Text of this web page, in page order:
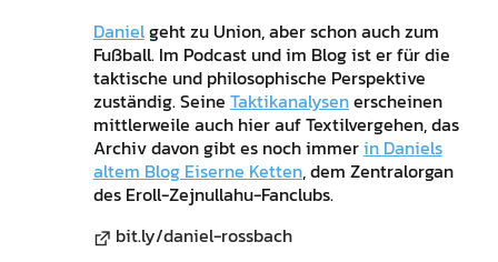
Danielgeht zu Union, aber schon auch zum
Fußball. Im Podcast und im Blog ist er für die
taktische und philosophische Perspektive
zuständig. Seine Taktikanalysenerscheinen
mittlerweile auch hier auf Textilvergehen, das
Archiv davon gibt es noch immerin Daniels
altem Blog Eiserne Ketten, dem Zentralorgan
des Eroll-Zejnullahu-Fanclubs.
bit.ly/daniel-rossbach